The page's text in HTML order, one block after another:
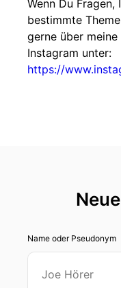
Wenn Du
bestimmte
gerne über
Instagram unter:
https://
Name oder Pseudonym